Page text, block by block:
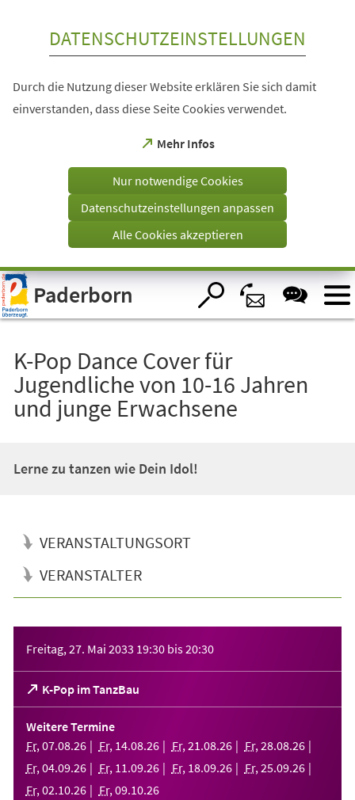
Visuelle
Assistenzsoftware
öffnen.
DATENSCHUTZEINSTELLUNGEN
Durch die Nutzung dieser Website erklären Sie sich damit
einverstanden, dass diese Seite Cookies verwendet.
Mehr Infos
(Öffnet
einem
Tab)
Nur notwendige Cookies
Datenschutzeinstellungen anpassen
Alle Cookies akzeptieren
Paderborn
K-Pop Dance Cover für
Jugendliche von 10-16 Jahren
und junge Erwachsene
Lerne zu tanzen wie Dein Idol!
VERANSTALTUNGSORT
VERANSTALTER
Freitag, 27. Mai 2033 19:30 bis20:30
K-Pop im TanzBau
(Öffnet
in
einem
neuen
Tab)
Weitere Termine
Fr, 07.08.26 Fr, 14.08.26 Fr, 21 .08.26 Fr, 28.08.26
Fr, 04.09.26 Fr, 11 .09.26 Fr, 18.09.26 Fr, 25.09.26
Fr, 02.10.26 Fr, 09.10.26